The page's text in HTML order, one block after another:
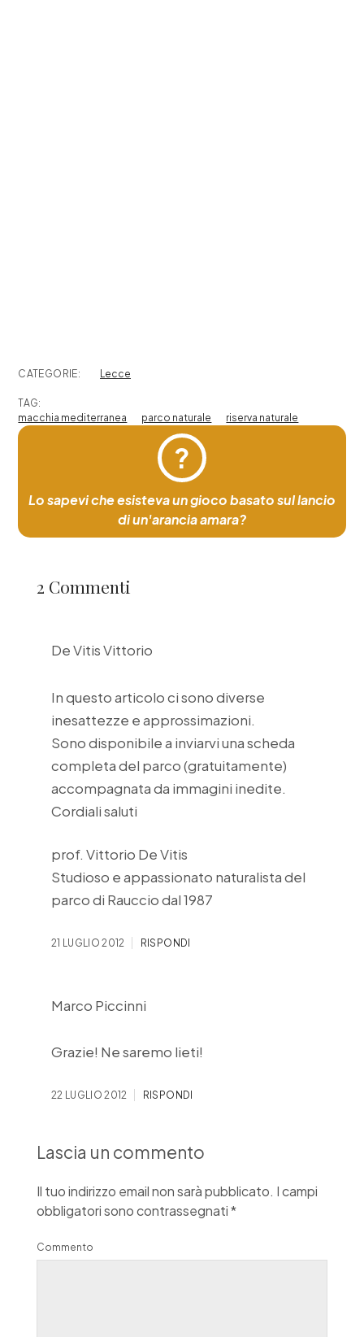
CATEGORIE: Lecce
TAG:
macchia mediterranea
parco naturale riserva naturale
?
Lo sapevi che esisteva un gioco basato sul lancio
di un'arancia amara?
2 Commenti
De Vitis Vittorio
In questo articolo ci sono diverse
inesattezze e approssimazioni.
Sono disponibile a inviarvi una scheda
completa del parco (gratuitamente)
accompagnata da immagini inedite.
Cordiali saluti
prof. Vittorio De Vitis
Studioso e appassionato naturalista del
parco di Rauccio dal 1987
21 LUGLIO 2012 RISPONDI
Marco Piccinni
Grazie! Ne saremo lieti!
22 LUGLIO 2012 RISPONDI
Lascia un commento
Il tuo indirizzo email non sarà pubblicato. I campi
obbligatori sono contrassegnati*
Commento